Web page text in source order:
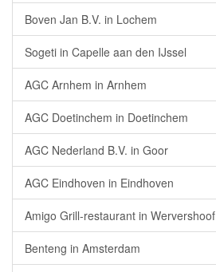
Boven Jan B.V. in Lochem
Sogeti in Capelle aan den IJssel
AGC Arnhem in Arnhem
AGC Doetinchem in Doetinchem
AGC Nederland B.V. in Goor
AGC Eindhoven in Eindhoven
Amigo Grill-restaurant in Wervershoof
Benteng in Amsterdam